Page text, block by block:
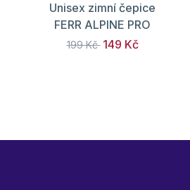
Unisex zimní čepice
FERR ALPINE PRO
199 Kč 149 Kč